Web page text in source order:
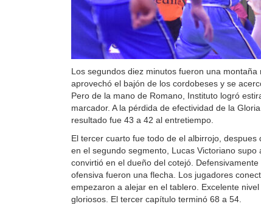
Los segundos diez minutos fueron una
aprovechó el bajón de los cordobeses y se
Pero de la mano de Romano, Instituto logró
marcador. A la pérdida de efectividad de la
resultado fue 43 a 42 al entretiempo.
El tercer cuarto fue todo de el albirrojo,
en el segundo segmento, Lucas Victoriano
convirtió en el dueño del cotejó.
ofensiva fueron una flecha. Los jugadores
empezaron a alejar en el tablero. Excelente
gloriosos. El tercer capítulo terminó 68 a 54.